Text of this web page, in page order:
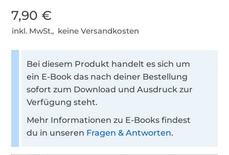
7,90 €
inkl. MwSt., keine Versandkosten
Bei diesem Produkt handelt es sich um
ein E-Book das nach deiner Bestellung
sofort zum Download und Ausdruck zur
Verfügung steht.
Mehr Informationen zu E-Books findest
du in unseren Fragen & Antworten.